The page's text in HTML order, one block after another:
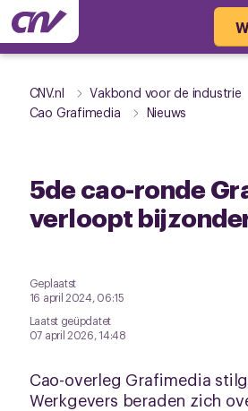
CNV.nl Vakbond voor de industrie
Cao Grafimedia
Nieuws
5de cao-ronde
verloopt
Geplaatst
16 april 2024, 06:15
Laatst geüpdatet
07 april 2026, 14:48
Cao-overleg Grafimedia
Werkgevers beraden zich